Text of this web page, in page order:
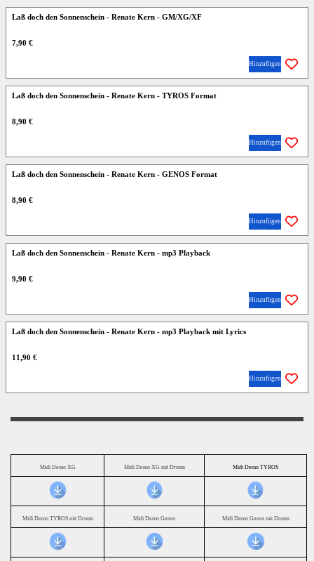
Laß doch den Sonnenschein - Renate Kern - GM/XG/XF
7,90 €
Hinzufügen
Laß doch den Sonnenschein - Renate Kern - TYROS Format
8,90 €
Hinzufügen
Laß doch den Sonnenschein - Renate Kern - GENOS Format
8,90 €
Hinzufügen
Laß doch den Sonnenschein - Renate Kern - mp3 Playback
9,90 €
Hinzufügen
Laß doch den Sonnenschein - Renate Kern - mp3 Playback mit Lyrics
11,90 €
Hinzufügen
Midi Demo XG Midi Demo XG mit Drums Midi Demo TYROS
Midi Demo TYROS mit Drums Midi Demo Genos Midi Demo Genos mit Drums